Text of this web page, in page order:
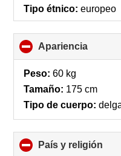
Tipo étnico: europeo
Apariencia
to
Peso: 60 kg
Tamaño: 175 cm
Tipo de cuerpo:
País y religión